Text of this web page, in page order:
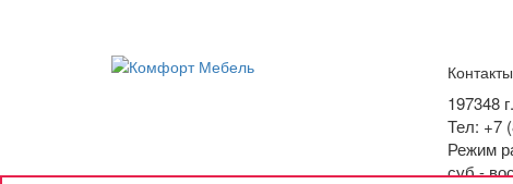
Контакты
197348
Тел: +7
Режим
суб -